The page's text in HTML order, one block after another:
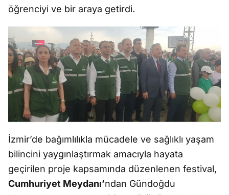
öğrenciyi ve bir araya getirdi.
İzmir’de bağımlılıkla mücadele ve sağlıklı yaşam
bilincini yaygınlaştırmak amacıyla hayata
geçirilen proje kapsamında düzenlenen festival,
Cumhuriyet Meydanı’ndan Gündoğdu